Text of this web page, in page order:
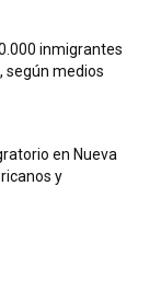
inmigrantes
según medios
en Nueva
y